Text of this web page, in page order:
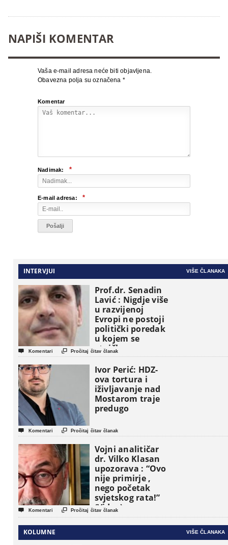
NAPIŠI KOMENTAR
Vaša e-mail adresa neće biti objavljena.
Obavezna polja su označena *
Komentar
Nadimak: *
E-mail adresa: *
INTERVJUI VIŠE ČLANAKA
Prof.dr. Senadin
Lavić : Nigdje više
u razvijenoj
Evropi ne postoji
politički poredak
u kojem se
etničke grupe
pojavljuju kao
osnovne
političke jedinice
 Komentari  Pročitaj čitav članak
Ivor Perić: HDZ-
ova tortura i
iživljavanje nad
Mostarom traje
predugo
 Komentari  Pročitaj čitav članak
Vojni analitičar
dr. Vilko Klasan
upozorava : “Ovo
nije primirje ,
nego početak
svjetskog rata!”
(Video)
 Komentari  Pročitaj čitav članak
KOLUMNE VIŠE ČLANAKA